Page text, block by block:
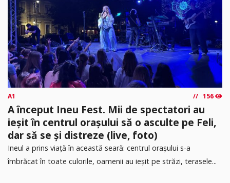
A1 156
A început Ineu Fest. Mii de spectatori au
ieșit în centrul orașului să o asculte pe Feli,
dar să se și distreze (live, foto)
Ineul a prins viață în această seară: centrul orașului s-a
îmbrăcat în toate culorile, oamenii au ieșit pe străzi, terasele...